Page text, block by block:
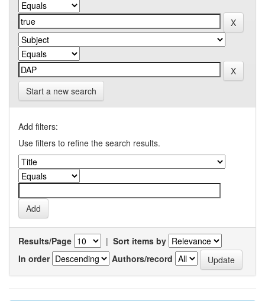
Start a new search
Add filters:
Use filters to refine the search results.
Results/Page | Sort items by
In order
Authors/record